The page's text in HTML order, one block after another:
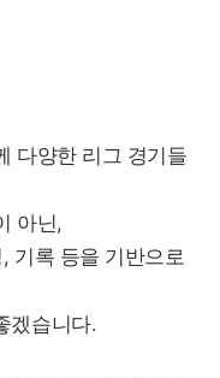
다양한 리그 경기들
아닌,
기록 등을 기반으로
겠습니다.